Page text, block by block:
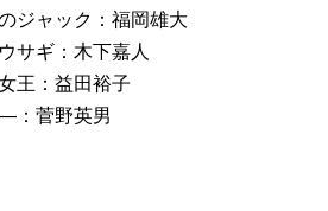
ジャック：福岡雄大
サギ：木下嘉人
王：益田裕子
：菅野英男